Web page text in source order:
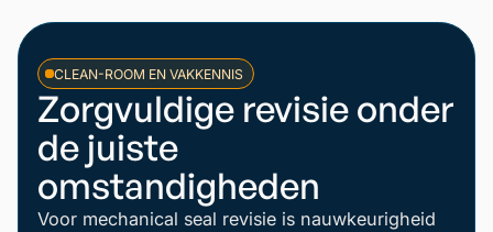
CLEAN-ROOM EN VAKKENNIS
Zorgvuldige revisie onder
de juiste
omstandigheden
Voor mechanical seal revisie is nauwkeurigheid